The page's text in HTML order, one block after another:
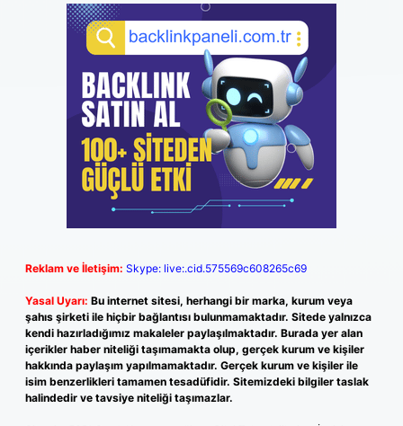
Reklam ve İletişim: Skype: live:.cid.575569c608265c69
Yasal Uyarı: Bu internet sitesi, herhangi bir marka, kurum veya
şahıs şirketi ile hiçbir bağlantısı bulunmamaktadır. Sitede yalnızca
kendi hazırladığımız makaleler paylaşılmaktadır. Burada yer alan
içerikler haber niteliği taşımamakta olup, gerçek kurum ve kişiler
hakkında paylaşım yapılmamaktadır. Gerçek kurum ve kişiler ile
isim benzerlikleri tamamen tesadüfidir. Sitemizdeki bilgiler taslak
halindedir ve tavsiye niteliği taşımazlar.